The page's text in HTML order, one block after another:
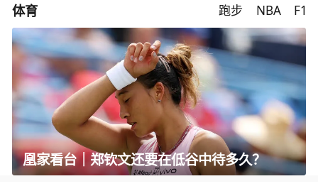
体育 跑步 NBA F1
凰家看台｜郑钦文还要在低谷中待多久？